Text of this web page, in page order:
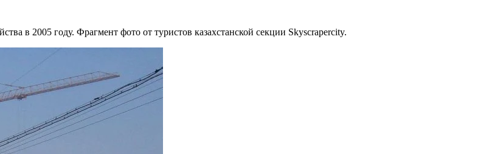
в 2005 году. Фрагмент фото от туристов казахстанской секции Skyscrapercity.